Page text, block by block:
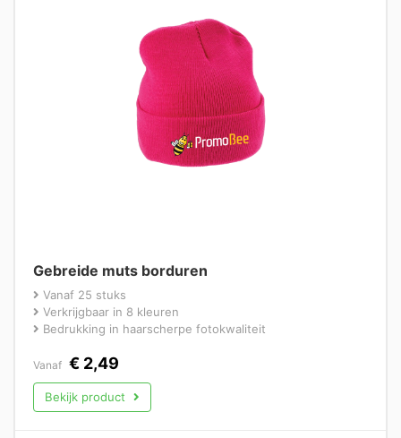
Gebreide muts borduren
Vanaf 25 stuks
Verkrijgbaar in 8 kleuren
Bedrukking in haarscherpe fotokwaliteit
Vanaf € 2,49
Bekijk product